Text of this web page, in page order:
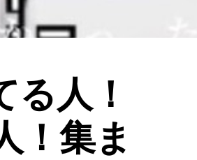
人！
！集ま